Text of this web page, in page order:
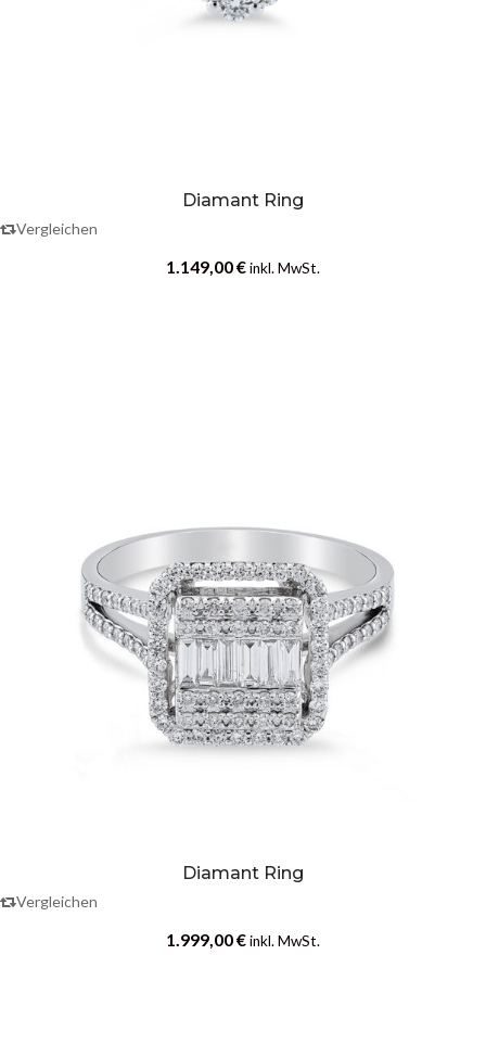
Diamant Ring
Vergleichen
1.149,00€inkl. MwSt.
Diamant Ring
Vergleichen
1.999,00€inkl. MwSt.